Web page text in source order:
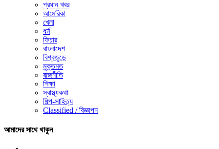
প্রধান খবর
আমেরিকা
খেলা
ধর্ম
ফিচার
বাংলাদেশ
বিশ্বজুড়ে
মুক্তমত
রাজনীতি
শিক্ষা
স্বাস্থ্যকথা
শিল্প-সাহিত্য
Classified / বিজ্ঞাপন
আমাদের সাথে থাকুন